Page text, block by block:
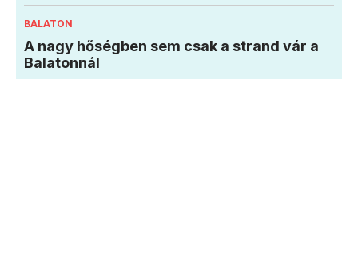
BALATON
A nagy hőségben sem csak a strand vár a
Balatonnál